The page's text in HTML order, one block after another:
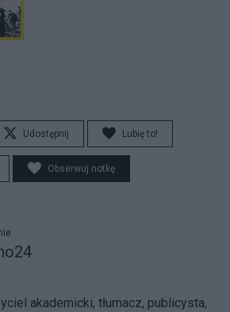
Udostępnij Lubię to!
Obserwuj notkę
akademicki, tłumacz, publicysta,